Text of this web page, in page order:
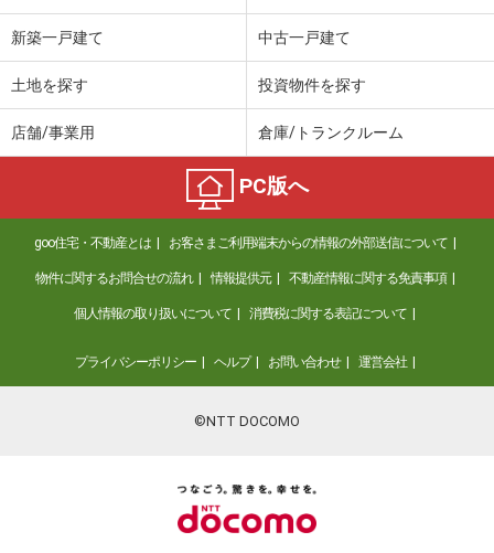
新築一戸建て 中古一戸建て
土地を探す 投資物件を探す
店舗/事業用 倉庫/トランクルーム
PC版へ
goo住宅・不動産とは お客さまご利用端末からの情報の外部送信について
物件に関するお問合せの流れ 情報提供元 不動産情報に関する免責事項
個人情報の取り扱いについて 消費税に関する表記について
プライバシーポリシー ヘルプ お問い合わせ 運営会社
©NTT DOCOMO